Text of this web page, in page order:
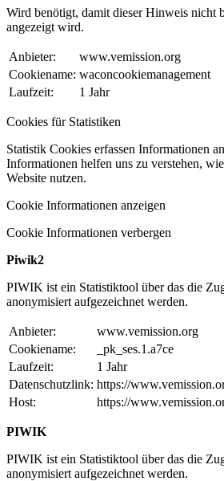
Wird benötigt, damit dieser Hinweis nicht
angezeigt wird.
Anbieter:
www.vemission.org
Cookiename: waconcookiemanagement
Laufzeit:
1 Jahr
Cookies für Statistiken
Statistik Cookies erfassen Informationen
Informationen helfen uns zu verstehen,
Website nutzen.
Cookie Informationen anzeigen
Cookie Informationen verbergen
Piwik2
PIWIK ist ein Statistiktool über das die
anonymisiert aufgezeichnet werden.
Anbieter:
www.vemission.org
Cookiename:
_pk_ses.1.a7ce
Laufzeit:
1 Jahr
Datenschutzlink: https://
Host:
https://
PIWIK
PIWIK ist ein Statistiktool über das die
anonymisiert aufgezeichnet werden.